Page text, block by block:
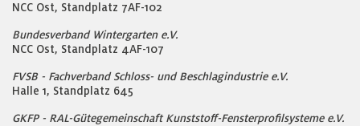
NCC Ost, Standplatz 7AF-102
Bundesverband Wintergarten e.V.
NCC Ost, Standplatz 4AF-107
FVSB - Fachverband Schloss- und Beschlagindustrie e.V.
Halle 1, Standplatz 645
GKFP - RAL-Gütegemeinschaft Kunststoff-Fensterprofilsysteme e.V.